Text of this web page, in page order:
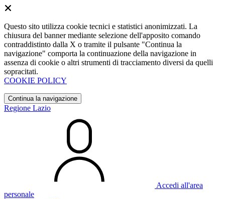
Questo sito utilizza cookie tecnici e statistici anonimizzati. La
chiusura del banner mediante selezione dell'apposito comando
contraddistinto dalla X o tramite il pulsante "Continua la
navigazione" comporta la continuazione della navigazione in
assenza di cookie o altri strumenti di tracciamento diversi da quelli
sopracitati.
COOKIE POLICY
Continua la navigazione
Regione Lazio
Accedi all'area
personale